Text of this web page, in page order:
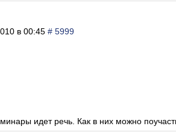
в 00:45 # 5999
идет речь. Как в них можно